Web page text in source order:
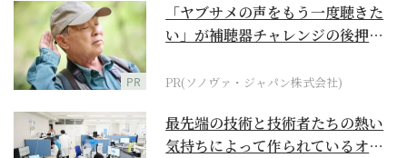
PR
「ヤブサメの声をもう一度聴きた
い」が補聴器チャレンジの後押し
PR(ソノヴァ・ジャパン株式会社)
最先端の技術と技術者たちの熱い
気持ちによって作られているオー